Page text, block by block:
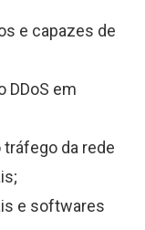
e capazes de
DDoS em
da rede
e softwares